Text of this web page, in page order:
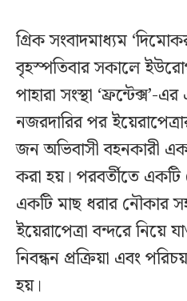
গ্রিক সংবাদমাধ্যম
বৃহস্পতিবার সকালে
পাহারা সংস্থা ‘ফ্রন্টেক্স’-
নজরদারির পর
জন অভিবাসী বহনকারী
করা হয়। পরবর্তীতে
একটি মাছ ধরার নৌকার
ইয়েরাপেত্রা বন্দরে নিয়ে
নিবন্ধন প্রক্রিয়া এবং
হয়।